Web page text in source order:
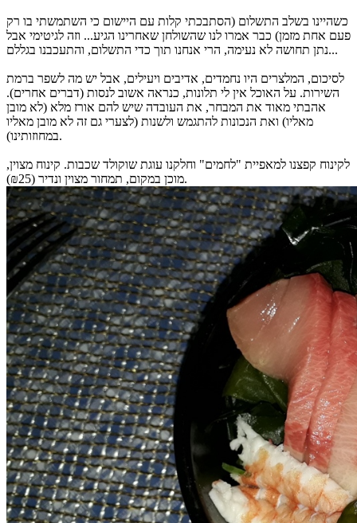
כשהיינו בשלב התשלום (הסתבכתי קלות עם היישום כי השתמשתי בו רק
פעם אחת מזמן) כבר אמרו לנו שהשולחן שאחרינו הגיע... וזה לגיטימי אבל
נתן תחושה לא נעימה, הרי אנחנו תוך כדי התשלום, והתעכבנו בגללם...
לסיכום, המלצרים היו נחמדים, אדיבים ויעילים, אבל יש מה לשפר ברמת
השירות. על האוכל אין לי תלונות, כנראה אשוב לנסות (דברים אחרים).
אהבתי מאוד את המבחר, את העובדה שיש להם אורז מלא (לא מובן
מאליו) ואת הנכונות להתגמש ולשנות (לצערי גם זה לא מובן מאליו
במחוזותינו).
לקינוח קפצנו למאפיית "לחמים" וחלקנו עוגת שוקולד שכבות. קינוח מצוין,
מוכן במקום, תמחור מצוין ונדיר (₪25).